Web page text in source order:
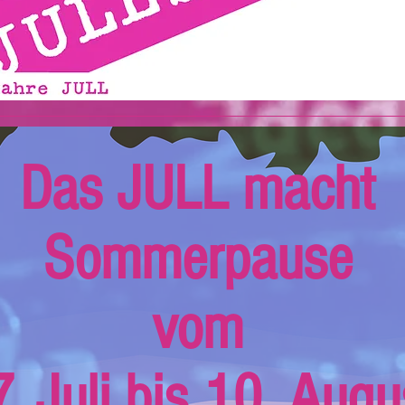
Das JULL macht
Sommerpause
vom